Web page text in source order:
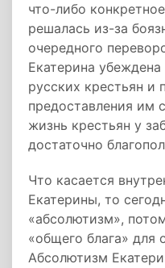
что-либо
решалась из-за
очередного
Екатерина
русских крестьян и
предоставления им
жизнь крестьян у
достаточно
Что касается
Екатерины, то
«абсолютизм»,
«общего блага» для
Абсолютизм